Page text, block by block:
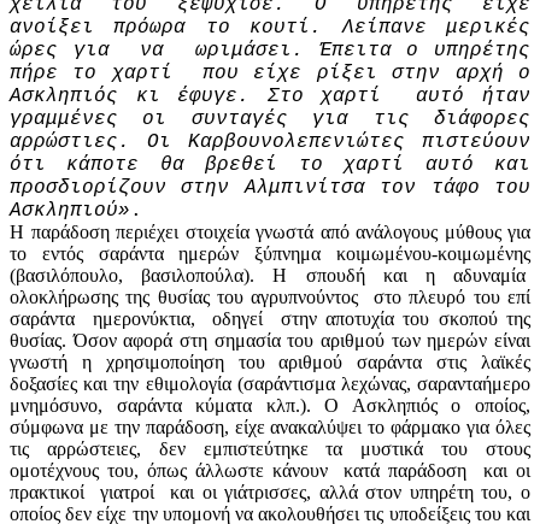
χείλια του ξεψύχισε. Ο υπηρέτης είχε
ανοίξει πρόωρα το κουτί. Λείπανε μερικές
ώρες για να ωριμάσει. Έπειτα ο υπηρέτης
πήρε το χαρτί που είχε ρίξει στην αρχή ο
Ασκληπιός κι έφυγε. Στο χαρτί αυτό ήταν
γραμμένες οι συνταγές για τις διάφορες
αρρώστιες. Οι Καρβουνολεπενιώτες πιστεύουν
ότι κάποτε θα βρεθεί το χαρτί αυτό και
προσδιορίζουν στην Αλμπινίτσα τον τάφο του
Ασκληπιού» .
Η παράδοση περιέχει στοιχεία γνωστά από ανάλογους μύθους για
το εντός σαράντα ημερών ξύπνημα κοιμωμένου-κοιμωμένης
(βασιλόπουλο, βασιλοπούλα). Η σπουδή και η αδυναμία
ολοκλήρωσης της θυσίας του αγρυπνούντος στο πλευρό του επί
σαράντα ημερονύκτια, οδηγεί στην αποτυχία του σκοπού της
θυσίας. Όσον αφορά στη σημασία του αριθμού των ημερών είναι
γνωστή η χρησιμοποίηση του αριθμού σαράντα στις λαϊκές
δοξασίες και την εθιμολογία (σαράντισμα λεχώνας, σαρανταήμερο
μνημόσυνο, σαράντα κύματα κλπ.). Ο Ασκληπιός ο οποίος,
σύμφωνα με την παράδοση, είχε ανακαλύψει το φάρμακο για όλες
τις αρρώστειες, δεν εμπιστεύτηκε τα μυστικά του στους
ομοτέχνους του, όπως άλλωστε κάνουν κατά παράδοση και οι
πρακτικοί γιατροί και οι γιάτρισσες, αλλά στον υπηρέτη του, ο
οποίος δεν είχε την υπομονή να ακολουθήσει τις υποδείξεις του και